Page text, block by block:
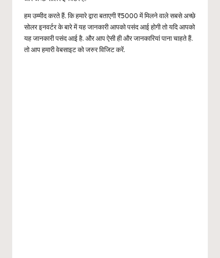
हम उम्मीद करते हैं. कि हमारे द्वारा बताएगी ₹5000 में मिलने वाले सबसे अच्छे
सोलर इनवर्टर के बारे में यह जानकारी आपको पसंद आई होगी तो यदि आपको
यह जानकारी पसंद आई है. और आप ऐसी ही और जानकारियां पाना चाहते हैं.
तो आप हमारी वेबसाइट को जरुर विजिट करें.